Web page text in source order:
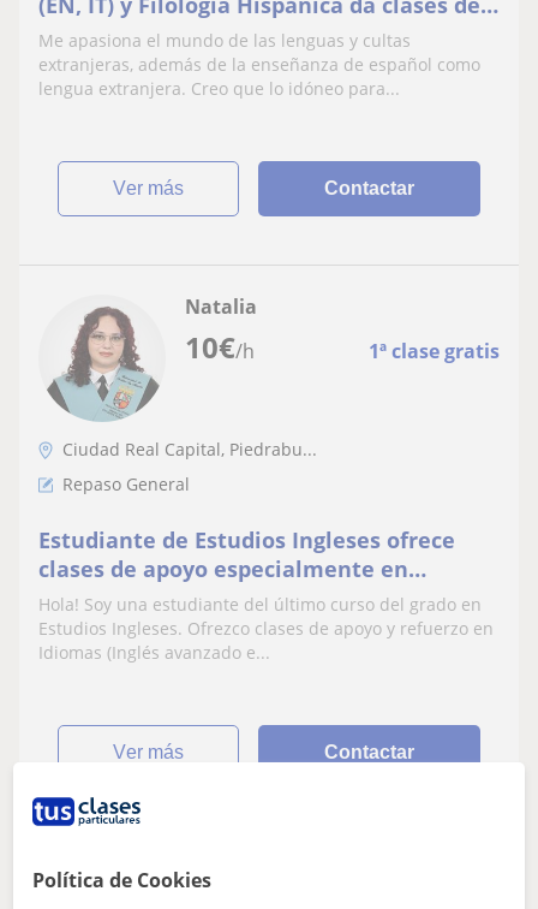
Inglés, Italiano y Lengua Castellana.
Me apasiona el mundo de las lenguas y cultas
extranjeras, además de la enseñanza de español como
lengua extranjera. Creo que lo idóneo para...
ver más Contactar
10€/h 1ª clase gratis
Natalia
Ciudad Real Capital, Piedrabu...
Repaso General
Estudiante de Estudios Ingleses ofrece
clases de apoyo especialmente en
Idiomas
Hola! Soy una estudiante del último curso del grado en
Estudios Ingleses. Ofrezco clases de apoyo y refuerzo en
Idiomas (Inglés avanzado e...
ver más Contactar
Vanessa
Política de Cookies